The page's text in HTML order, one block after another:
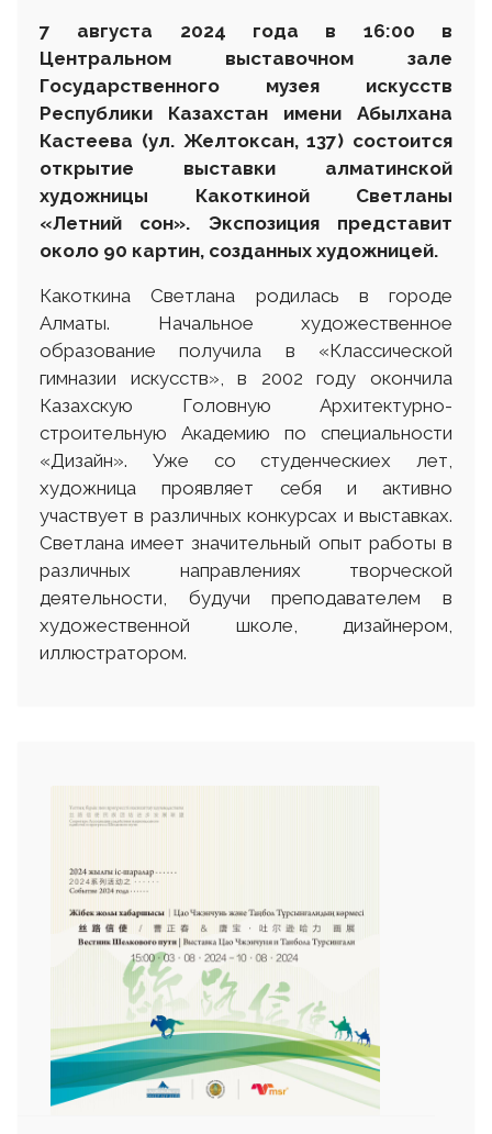
7 августа 2024 года в 16:00 в
Центральном выставочном зале
Государственного музея искусств
Республики Казахстан имени Абылхана
Кастеева (ул. Желтоксан, 137) состоится
открытие выставки алматинской
художницы Какоткиной Светланы
«Летний сон». Экспозиция представит
около 90 картин, созданных художницей.
Какоткина Светлана родилась в городе
Алматы. Начальное художественное
образование получила в «Классической
гимназии искусств», в 2002 году окончила
Казахскую Головную Архитектурно-
строительную Академию по специальности
«Дизайн». Уже со студенческиех лет,
художница проявляет себя и активно
участвует в различных конкурсах и выставках.
Светлана имеет значительный опыт работы в
различных направлениях творческой
деятельности, будучи преподавателем в
художественной школе, дизайнером,
иллюстратором.